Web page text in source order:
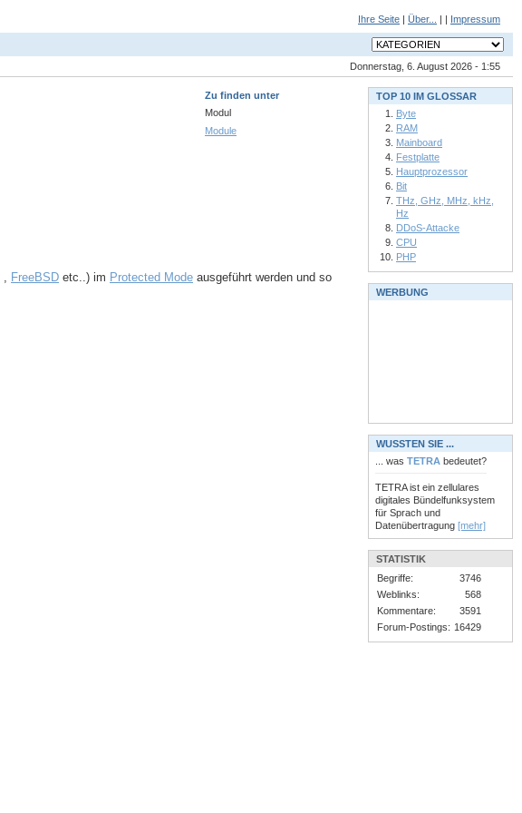
Ihre Seite | Über... | | Impressum
Donnerstag, 6. August 2026 - 1:55
Zu finden unter
Modul
Module
, FreeBSD etc..) im Protected Mode ausgeführt werden und so
TOP 10 IM GLOSSAR
Byte
RAM
Mainboard
Festplatte
Hauptprozessor
Bit
THz, GHz, MHz, kHz,
Hz
DDoS-Attacke
CPU
PHP
WERBUNG
WUSSTEN SIE ...
... was TETRA bedeutet?
TETRA ist ein zellulares
digitales Bündelfunksystem
für Sprach und
Datenübertragung [mehr]
STATISTIK
Begriffe:
3746
Weblinks:
568
Kommentare:
3591
Forum-Postings: 16429